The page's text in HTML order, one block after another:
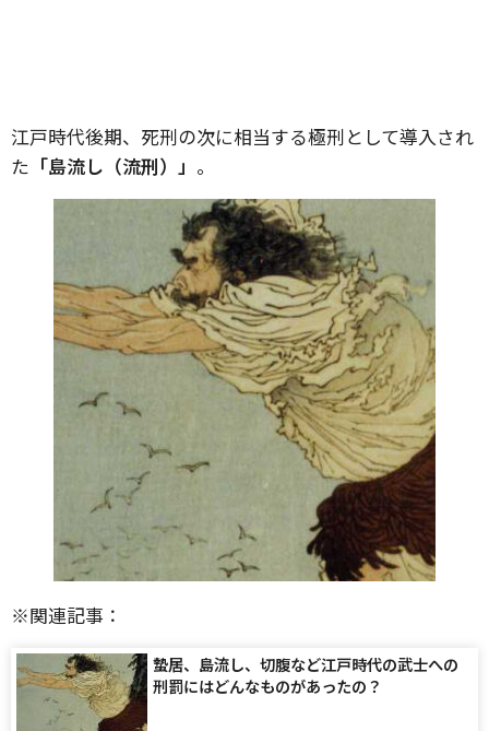
江戸時代後期、死刑の次に相当する極刑として導入され
た 「島流し（流刑）」 。
※関連記事：
蟄居、島流し、切腹など江戸時代の武士への
刑罰にはどんなものがあったの？